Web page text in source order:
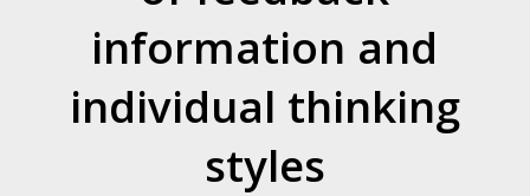
information and
individual thinking
styles